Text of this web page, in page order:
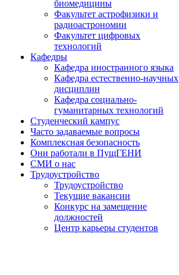
биомедицины
Факультет астрофизики и
радиоастрономии
Факультет цифровых
технологий
Кафедры
Кафедра иностранного языка
Кафедра естественно-научных
дисциплин
Кафедра социально-
гуманитарных технологий
Студенческий кампус
Часто задаваемые вопросы
Комплексная безопасность
Они работали в ПущГЕНИ
СМИ о нас
Трудоустройство
Трудоустройство
Текущие вакансии
Конкурс на замещение
должностей
Центр карьеры студентов